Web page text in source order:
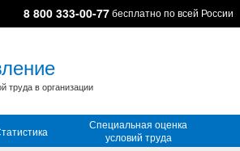
8 800 333-00-77бесплатно по всей России
труда в организации
Специальная оценка
условий труда